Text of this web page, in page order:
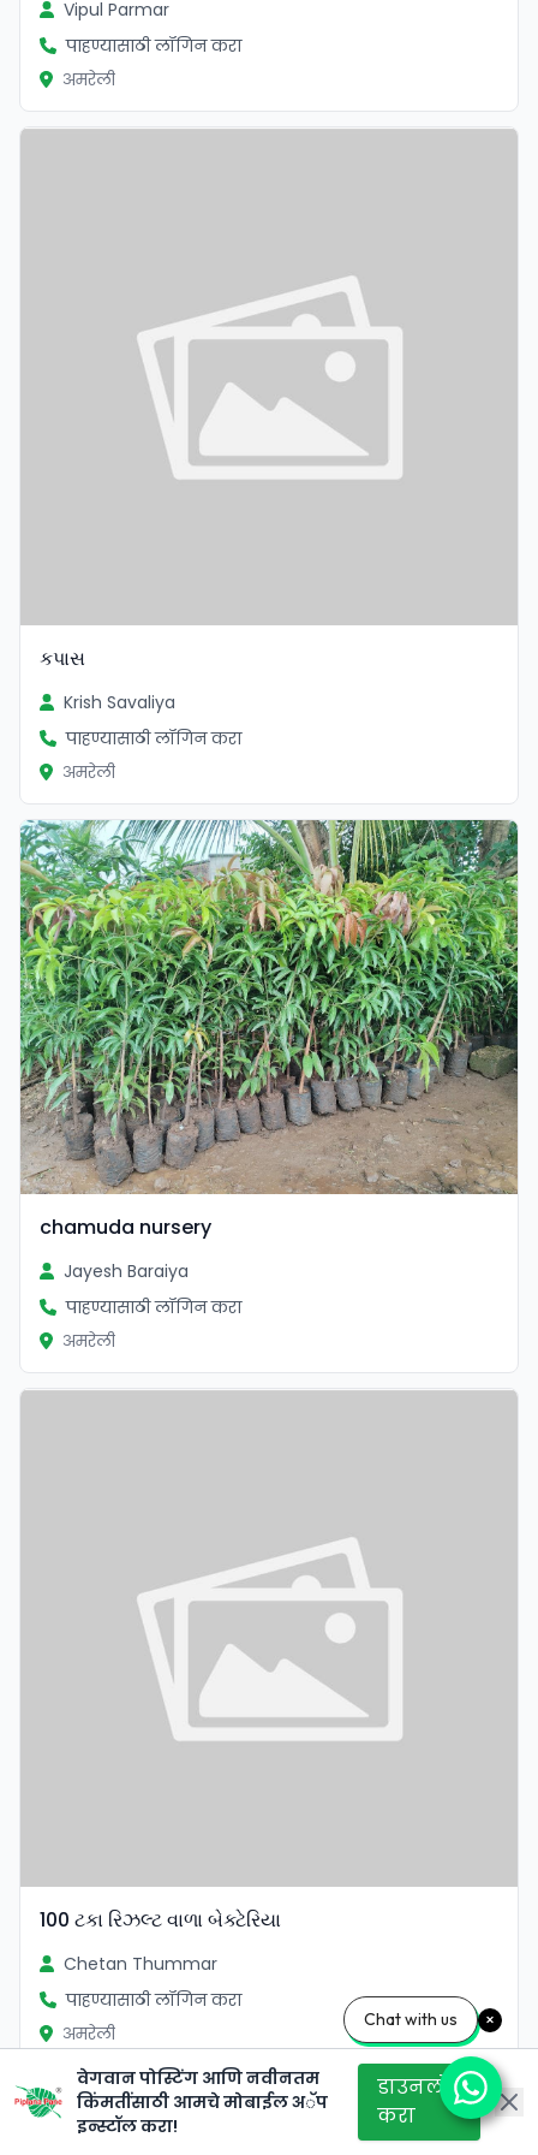
Vipul Parmar
पाहण्यासाठी लॉगिन करा
अमरेली
કપાસ
Krish Savaliya
पाहण्यासाठी लॉगिन करा
अमरेली
chamuda nursery
Jayesh Baraiya
पाहण्यासाठी लॉगिन करा
अमरेली
100 ટકા રિઝલ્ટ વાળા બેક્ટેરિયા
Chetan Thummar
पाहण्यासाठी लॉगिन करा
अमरेली
वेगवान पोस्टिंग आणि नवीनतम
किंमतींसाठी आमचे मोबाईल अॅप
इन्स्टॉल करा!
डाउनलोड
करा
Chat with us